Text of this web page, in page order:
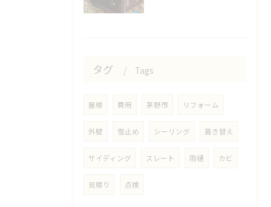
タグ Tags
屋根 費用 茅野市 リフォーム
外壁 雪止め シーリング 葺き替え
サイディング スレート 雨樋 カビ
見積り 点検